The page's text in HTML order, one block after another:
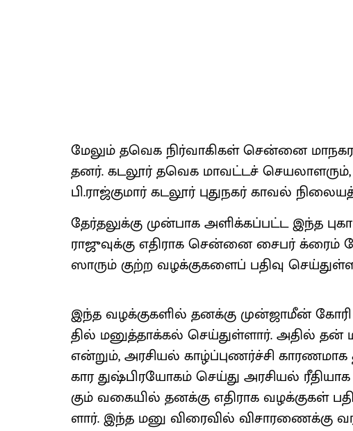
மேலும் தவெக நிர்​வாகி​கள் சென்னை
தனர். கடலூர் தவெக மாவட்​டச்
பி.​ராஜ்கு​மார் கடலூர் புதுநகர் காவல்
தேர்​தலுக்கு முன்​பாக அளிக்​கப்​பட்ட இந்த
ராஜுவுக்கு எதி​ராக சென்னை சைபர் க்ரைம்
ஸாரும் குற்ற வழக்​கு​களைப் பதிவு
இந்த வழக்​கு​களில் தனக்கு முன்​ஜாமீன்
தில் மனுத்​தாக்​கல் செய்​துள்​ளார். அதில்
என்​றும், அரசி​யல் காழ்ப்​புணர்ச்சி காரண​மாக
கார துஷ்பிரயோகம் செய்து அரசி​யல்
கும் வகை​யில் தனக்கு எதி​ராக வழக்​கு​கள்
ளார். இந்த மனு விரை​வில்​ வி​சா​ரணைக்​கு